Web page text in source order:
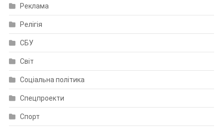
Реклама
Релігія
СБУ
Світ
Соціальна політика
Спецпроекти
Спорт